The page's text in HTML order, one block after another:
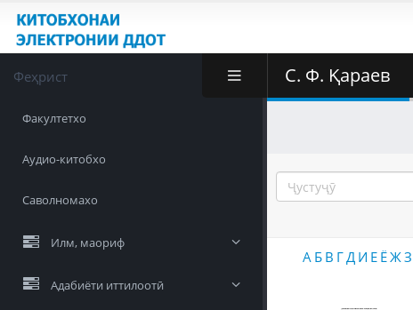
Феҳрист
Факултетхо
Аудио-китобхо
Саволномахо
Илм, маориф
Адабиёти иттилоотӣ
С. Ф. Қараев
А Б В ГД И Е ЁЖЗ